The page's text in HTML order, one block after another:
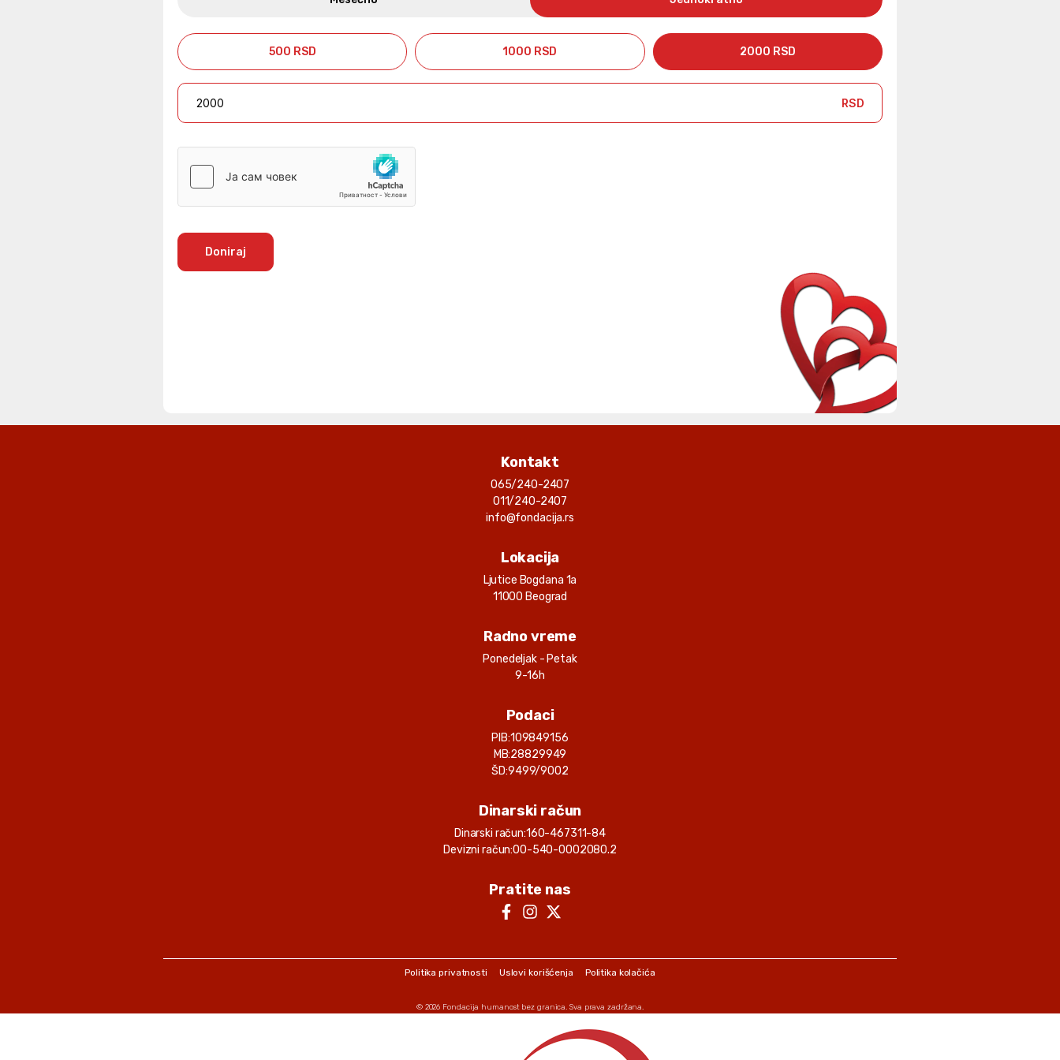
500 RSD 1000 RSD 2000 RSD
RSD
Doniraj
Kontakt
065/240-2407
011/240-2407
info@fondacija.rs
Lokacija
Ljutice Bogdana 1a
11000 Beograd
Radno vreme
Ponedeljak - Petak
9-16h
Podaci
PIB:109849156
MB:28829949
ŠD:9499/9002
Dinarski račun
Dinarski račun:160-467311-84
Devizni račun:00-540-0002080.2
Pratite nas
Politika privatnosti Uslovi korišćenja Politika kolačića
© 2026 Fondacija humanost bez granica. Sva prava zadržana.